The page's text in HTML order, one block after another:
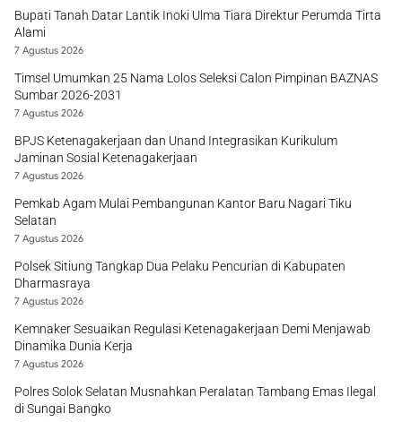
Bupati Tanah Datar Lantik Inoki Ulma Tiara Direktur Perumda Tirta
Alami
7 Agustus 2026
Timsel Umumkan 25 Nama Lolos Seleksi Calon Pimpinan BAZNAS
Sumbar 2026-2031
7 Agustus 2026
BPJS Ketenagakerjaan dan Unand Integrasikan Kurikulum
Jaminan Sosial Ketenagakerjaan
7 Agustus 2026
Pemkab Agam Mulai Pembangunan Kantor Baru Nagari Tiku
Selatan
7 Agustus 2026
Polsek Sitiung Tangkap Dua Pelaku Pencurian di Kabupaten
Dharmasraya
7 Agustus 2026
Kemnaker Sesuaikan Regulasi Ketenagakerjaan Demi Menjawab
Dinamika Dunia Kerja
7 Agustus 2026
Polres Solok Selatan Musnahkan Peralatan Tambang Emas Ilegal
di Sungai Bangko